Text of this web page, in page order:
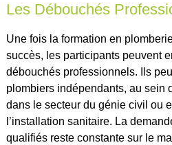
Les Débouchés
Une fois la formation en
succès, les participants peuvent
débouchés professionnels. Ils
plombiers indépendants, au sein
dans le secteur du génie civil ou
l’installation sanitaire. La
qualifiés reste constante sur le